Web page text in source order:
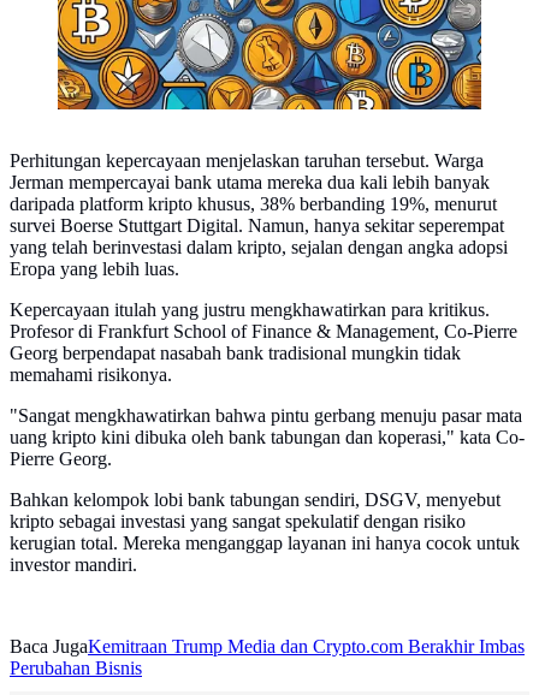
Perhitungan kepercayaan menjelaskan taruhan tersebut. Warga
Jerman mempercayai bank utama mereka dua kali lebih banyak
daripada platform kripto khusus, 38% berbanding 19%, menurut
survei Boerse Stuttgart Digital. Namun, hanya sekitar seperempat
yang telah berinvestasi dalam kripto, sejalan dengan angka adopsi
Eropa yang lebih luas.
Kepercayaan itulah yang justru mengkhawatirkan para kritikus.
Profesor di Frankfurt School of Finance & Management, Co-Pierre
Georg berpendapat nasabah bank tradisional mungkin tidak
memahami risikonya.
"Sangat mengkhawatirkan bahwa pintu gerbang menuju pasar mata
uang kripto kini dibuka oleh bank tabungan dan koperasi," kata Co-
Pierre Georg.
Bahkan kelompok lobi bank tabungan sendiri, DSGV, menyebut
kripto sebagai investasi yang sangat spekulatif dengan risiko
kerugian total. Mereka menganggap layanan ini hanya cocok untuk
investor mandiri.
Baca JugaKemitraan Trump Media dan Crypto.com Berakhir Imbas
Perubahan Bisnis